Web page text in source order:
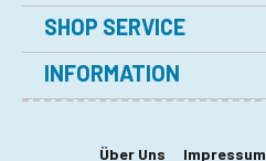
SHOP SERVICE
INFORMATION
Über Uns Impressum